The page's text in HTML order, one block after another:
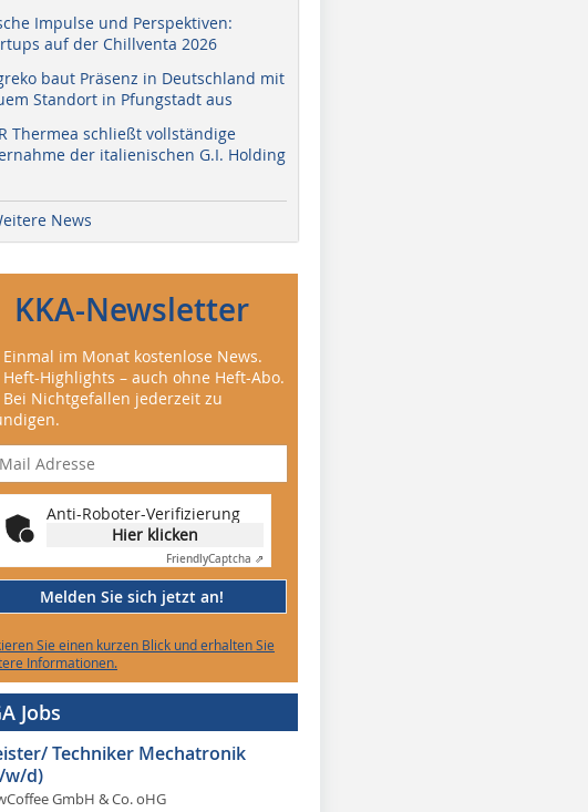
Impulse und Perspektiven:
auf der Chillventa 2026
baut Präsenz in Deutschland mit
Standort in Pfungstadt aus
Thermea schließt vollständige
der italienischen G.I. Holding
News
KKA-Newsletter
im Monat kostenlose News.
Highlights – auch ohne Heft-Abo.
Nichtgefallen jederzeit zu
Anti-Roboter-Verifizierung
Hier klicken
FriendlyCaptcha ⇗
Melden Sie sich jetzt an!
Sie einen kurzen Blick und erhalten Sie
Informationen.
Jobs
Techniker Mechatronik
w/d)
GmbH & Co. oHG